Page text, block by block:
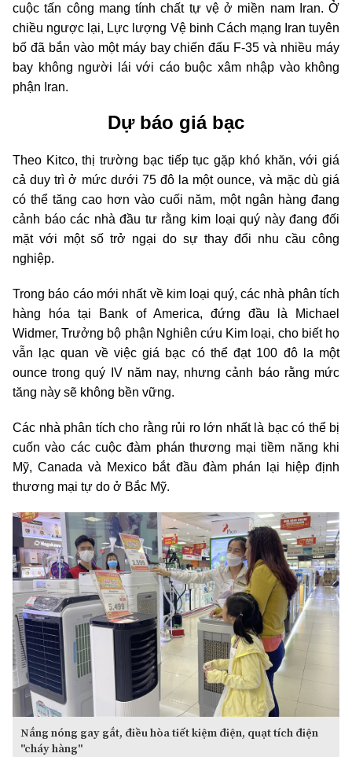
cuộc tấn công mang tính chất tự vệ ở miền nam Iran. Ở
chiều ngược lại, Lực lượng Vệ binh Cách mạng Iran tuyên
bố đã bắn vào một máy bay chiến đấu F-35 và nhiều máy
bay không người lái với cáo buộc xâm nhập vào không
phận Iran.
Dự báo giá bạc
Theo Kitco, thị trường bạc tiếp tục gặp khó khăn, với giá
cả duy trì ở mức dưới 75 đô la một ounce, và mặc dù giá
có thể tăng cao hơn vào cuối năm, một ngân hàng đang
cảnh báo các nhà đầu tư rằng kim loại quý này đang đối
mặt với một số trở ngại do sự thay đổi nhu cầu công
nghiệp.
Trong báo cáo mới nhất về kim loại quý, các nhà phân tích
hàng hóa tại Bank of America, đứng đầu là Michael
Widmer, Trưởng bộ phận Nghiên cứu Kim loại, cho biết họ
vẫn lạc quan về việc giá bạc có thể đạt 100 đô la một
ounce trong quý IV năm nay, nhưng cảnh báo rằng mức
tăng này sẽ không bền vững.
Các nhà phân tích cho rằng rủi ro lớn nhất là bạc có thể bị
cuốn vào các cuộc đàm phán thương mại tiềm năng khi
Mỹ, Canada và Mexico bắt đầu đàm phán lại hiệp định
thương mại tự do ở Bắc Mỹ.
Nắng nóng gay gắt, điều hòa tiết kiệm điện, quạt tích điện
"cháy hàng"